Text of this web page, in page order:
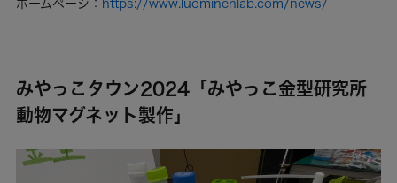
ホームページ： https://www.luominenlab.com/news/
みやっこタウン2024「みやっこ金型研究所
動物マグネット製作」